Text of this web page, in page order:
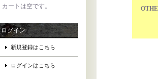
カートは空です。
ログイン
新規登録はこちら
ログインはこちら